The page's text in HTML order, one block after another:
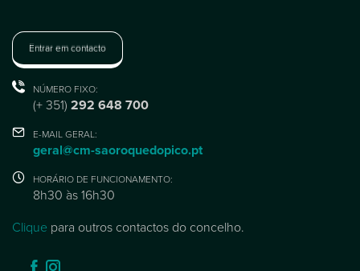
Entrar em contacto
NÚMERO FIXO:
(+ 351) 292 648 700
E-MAIL GERAL:
geral@cm-saoroquedopico.pt
HORÁRIO DE FUNCIONAMENTO:
8h30 às 16h30
Clique para outros contactos do concelho.